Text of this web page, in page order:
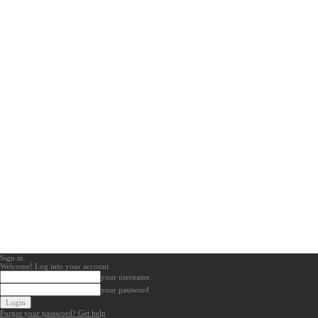
Sign in
Welcome! Log into your account
your username
your password
Forgot your password? Get help